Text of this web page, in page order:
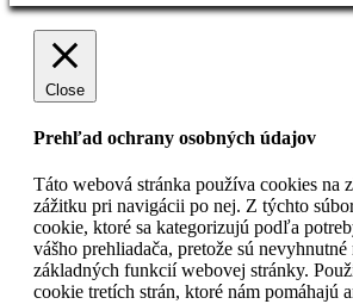
Close
Prehľad ochrany osobných údajov
Táto webová stránka používa cookies na
zážitku pri navigácii po nej. Z týchto
cookie, ktoré sa kategorizujú podľa
vášho prehliadača, pretože sú
základných funkcií webovej stránky.
cookie tretích strán, ktoré nám pomáhajú